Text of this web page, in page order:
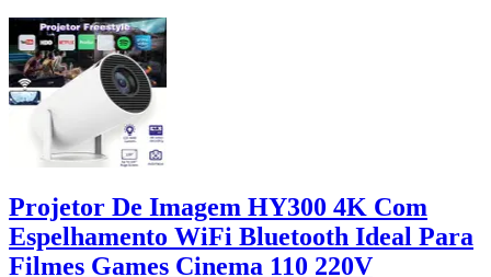
Projetor De Imagem HY300 4K Com
Espelhamento WiFi Bluetooth Ideal Para
Filmes Games Cinema 110 220V